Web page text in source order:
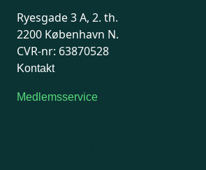
Ryesgade 3 A, 2. th.
2200 København N.
CVR-nr: 63870528
Kontakt
Medlemsservice